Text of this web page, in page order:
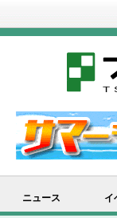
ニュース イ